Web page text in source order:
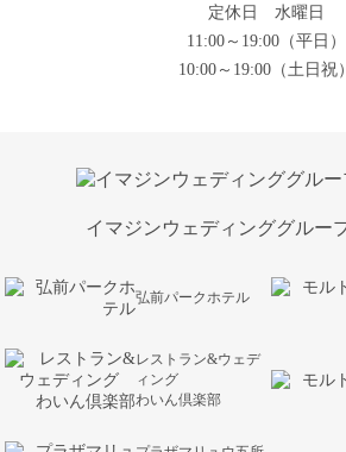
定休日 水曜日
11:00～19:00（平日）
10:00～19:00（土日祝）
イマジンウェディンググル
弘前パークホテル
レストラン&ウェデ
ィング
わいん倶楽部